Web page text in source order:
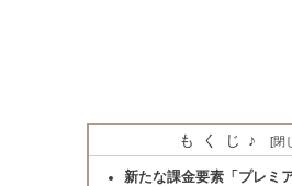
もくじ♪
新たな課金要素「プレミ